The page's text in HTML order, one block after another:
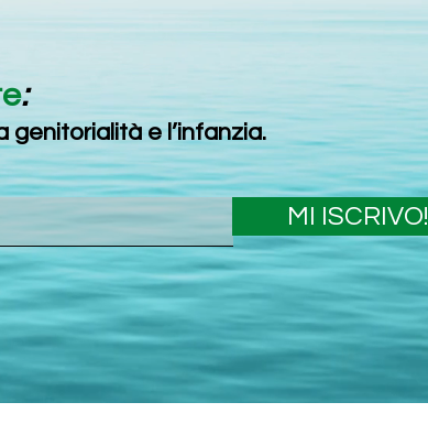
:
genitorialità e l’infanzia.
MI ISCRIVO!